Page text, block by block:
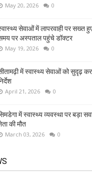
May 20, 2026 0
सेवाओं में लापरवाही पर सख्त
पर अस्पताल पहुंचे डॉक्टर
May 19, 2026 0
में स्वास्थ्य सेवाओं को सुदृढ़
April 21, 2026 0
में स्वास्थ्य व्यवस्था पर बड़ा
की मौत
March 03, 2026 0